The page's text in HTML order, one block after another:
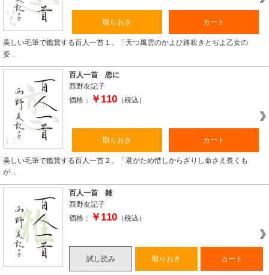
取りおき カート
美しい毛筆で鑑賞する百人一首１。「天つ風雲のかよひ路吹きとぢよ乙女の
姿...
百人一首 恋に
西野友記子
価格：
￥110 （税込）
取りおき カート
美しい毛筆で鑑賞する百人一首２。「君がため惜しからざりし命さえ長くも
が...
百人一首 雑
西野友記子
価格：
￥110 （税込）
試し読み 取りおき カート